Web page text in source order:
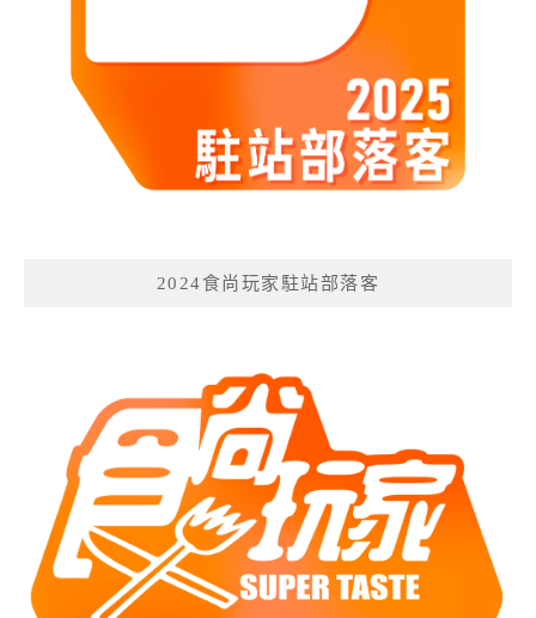
2024食尚玩家駐站部落客